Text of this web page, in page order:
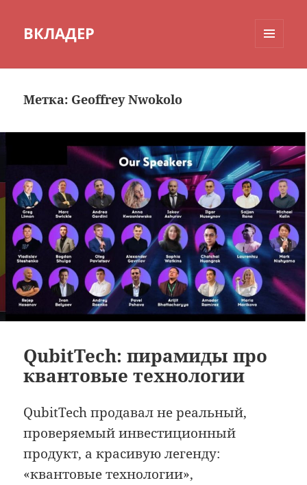
ВКЛАДЕР
Метка: Geoffrey Nwokolo
QubitTech: пирамиды про
квантовые технологии
QubitTech продавал не реальный,
проверяемый инвестиционный
продукт, а красивую легенду:
«квантовые технологии»,